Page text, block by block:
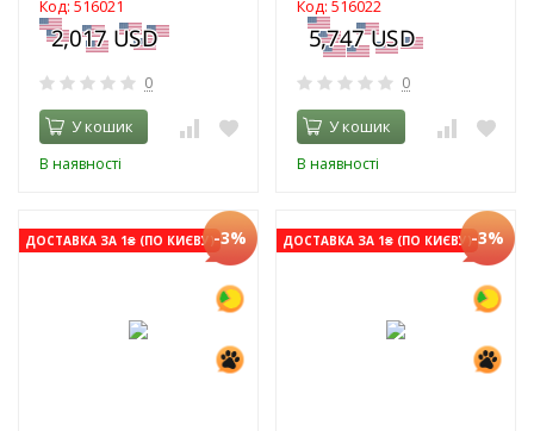
Код: 516021
0
У кошик
В наявності
Код: 516022
0
У кошик
В наявності
ДОСТАВКА ЗА 1₴ (ПО КИЄВУ)-3% ДОСТАВКА ЗА 1₴ (ПО КИЄВУ)-3%